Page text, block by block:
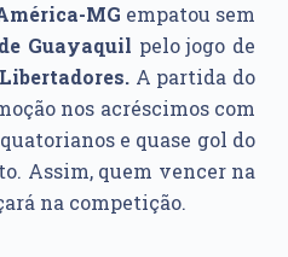
MG empatou sem
Guayaquil pelo jogo de
A partida do
nos acréscimos com
e quase gol do
Assim, quem vencer na
na competição.